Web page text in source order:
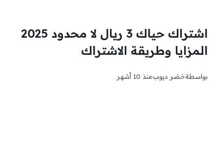
اشتراك حياك 3 ريال لا محدود 2025
المزايا وطريقة الاشتراك
بواسطةخضر ديوبمنذ 10 أشهر